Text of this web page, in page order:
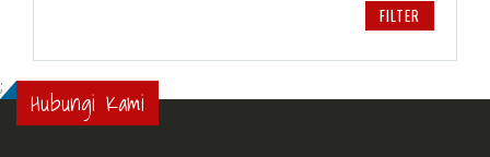
FILTER
; Hubungi Kami